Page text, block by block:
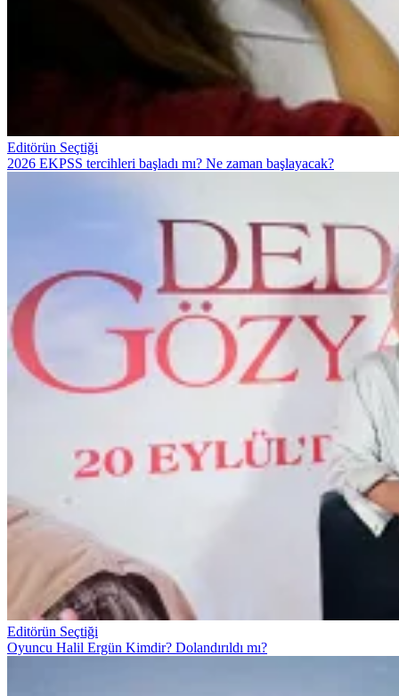
Editörün Seçtiği
2026 EKPSS tercihleri başladı mı? Ne zaman başlayacak?
Editörün Seçtiği
Oyuncu Halil Ergün Kimdir? Dolandırıldı mı?